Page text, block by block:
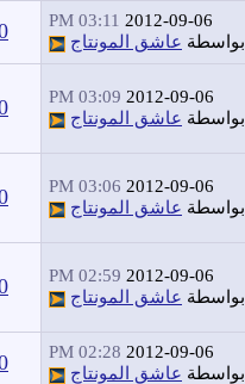
2012-09-06
03:11 PM
بواسطة عاشق المونتاج
2012-09-06
03:09 PM
بواسطة عاشق المونتاج
2012-09-06
03:06 PM
بواسطة عاشق المونتاج
2012-09-06
02:59 PM
بواسطة عاشق المونتاج
2012-09-06
02:28 PM
بواسطة عاشق المونتاج